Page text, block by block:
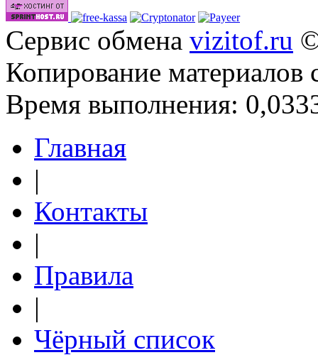
Сервис обмена vizitof.ru
Копирование материалов
Время выполнения:
Главная
|
Контакты
|
Правила
|
Чёрный список